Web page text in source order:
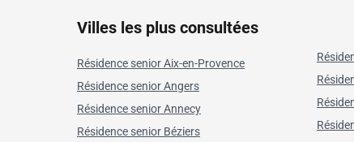
Villes les plus consultées
Résidence senior Aix-en-Provence
Résidence senior Angers
Résidence senior Annecy
Résidence senior Béziers